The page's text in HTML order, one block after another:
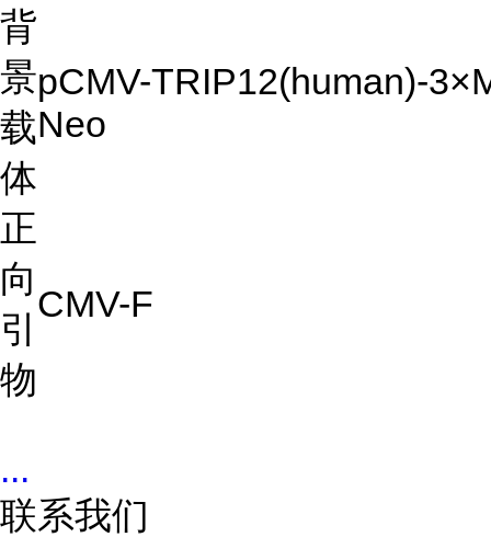
背
景
载
体
pCMV-TRIP12(human)-
Neo
正
向
引
物
CMV-F
...
联系我们